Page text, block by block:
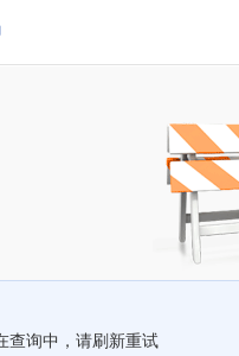
查询中，请刷新重试